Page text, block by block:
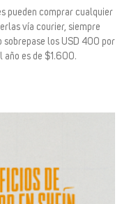
pueden comprar cualquier
vía courier, siempre
sobrepase los USD 400 por
año es de $1.600.